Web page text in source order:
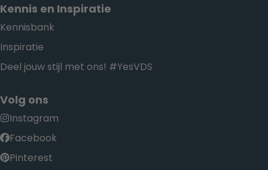
Kennis en Inspiratie
Kennisbank
Inspiratie
Deel jouw stijl met ons! #YesVDS
Volg ons
Instagram
Facebook
Pinterest